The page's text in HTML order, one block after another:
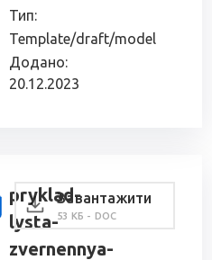
Тип:
Template/draft/model
Додано:
20.12.2023
pryklad-
lysta-
zvernennya-
Завантажити
53 КБ - DOC